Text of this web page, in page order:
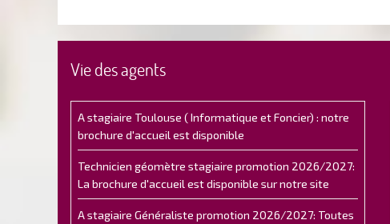
Vie des agents
A stagiaire Toulouse ( Informatique et Foncier) : notre
brochure d'accueil est disponible
Technicien géomètre stagiaire promotion 2026/2027:
La brochure d'accueil est disponible sur notre site
A stagiaire Généraliste promotion 2026/2027: Toutes